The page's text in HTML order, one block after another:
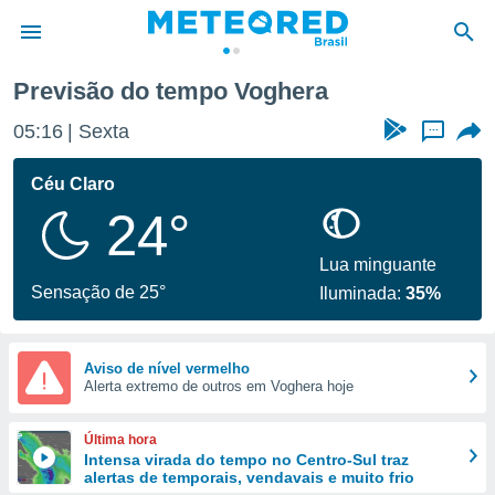
da
fornecidas
a este
das
e
forma
digital
Previsão do tempo Voghera
05:16 Sexta ...
Céu Claro
24°
Sensação de 25°
Lua minguante
Iluminada:35%
Aviso de nível vermelho
Alerta extremo de outros em Voghera hoje
Última hora
Intensa virada do tempo no Centro-Sul traz
alertas de temporais, vendavais e muito frio